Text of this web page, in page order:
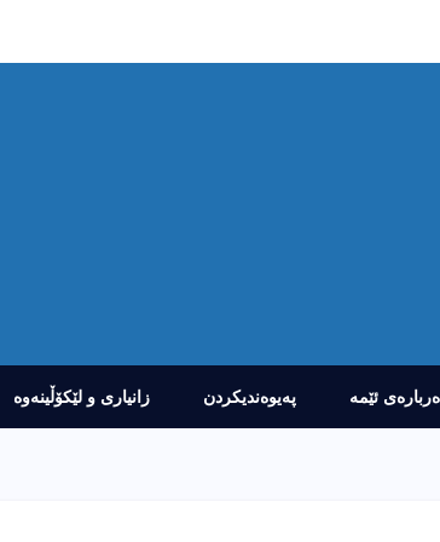
ئێمە پەیوەندیکردن زانیارى و لێکۆڵینەوە